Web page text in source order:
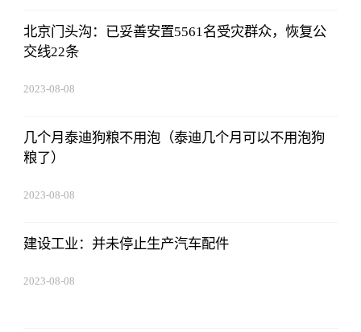
北京门头沟：已妥善安置5561名受灾群众，恢复公
交线22条
2023-08-08
几个月泰迪狗粮不用泡（泰迪几个月可以不用泡狗
粮了）
2023-08-08
建设工业：并未停止生产汽车配件
2023-08-08